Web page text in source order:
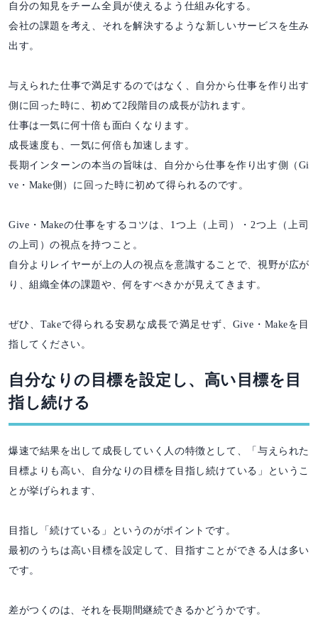
自分の知見をチーム全員が使えるよう仕組み化する。
会社の課題を考え、それを解決するような新しいサービスを生み
出す。
与えられた仕事で満足するのではなく、自分から仕事を作り出す
側に回った時に、初めて2段階目の成長が訪れます。
仕事は一気に何十倍も面白くなります。
成長速度も、一気に何倍も加速します。
長期インターンの本当の旨味は、自分から仕事を作り出す側（Gi
ve・Make側）に回った時に初めて得られるのです。
Give・Makeの仕事をするコツは、1つ上（上司）・2つ上（上司
の上司）の視点を持つこと。
自分よりレイヤーが上の人の視点を意識することで、視野が広が
り、組織全体の課題や、何をすべきかが見えてきます。
ぜひ、Takeで得られる安易な成長で満足せず、Give・Makeを目
指してください。
自分なりの目標を設定し、高い目標を目
指し続ける
爆速で結果を出して成長していく人の特徴として、「与えられた
目標よりも高い、自分なりの目標を目指し続けている」というこ
とが挙げられます、
目指し「続けている」というのがポイントです。
最初のうちは高い目標を設定して、目指すことができる人は多い
です。
差がつくのは、それを長期間継続できるかどうかです。